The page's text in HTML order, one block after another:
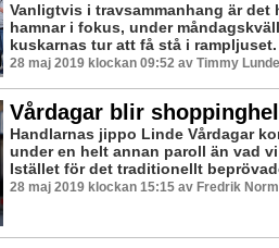
Vanligtvis i travsammanhang är det
hamnar i fokus, under
kuskarnas tur att få stå i
28 maj 2019 klockan 09:52 av Timmy
Vårdagar blir
Handlarnas jippo Linde Vårdagar
under en helt annan paroll än vad
Istället för det traditionellt
28 maj 2019 klockan 15:15 av Fredrik